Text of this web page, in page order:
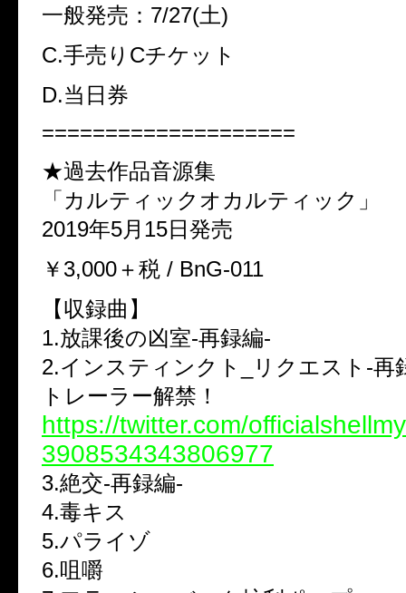
一般発売：7/27(土)
C.手売りCチケット
D.当日券
====================
★過去作品音源集
「カルティックオカルティック」
2019年5月15日発売
￥3,000＋税 / BnG-011
【収録曲】
1.放課後の凶室-再録編-
2.インスティンクト_リクエスト-
トレーラー解禁！
https://twitter.com/
3908534343806977
3.絶交-再録編-
4.毒キス
5.パライゾ
6.咀嚼